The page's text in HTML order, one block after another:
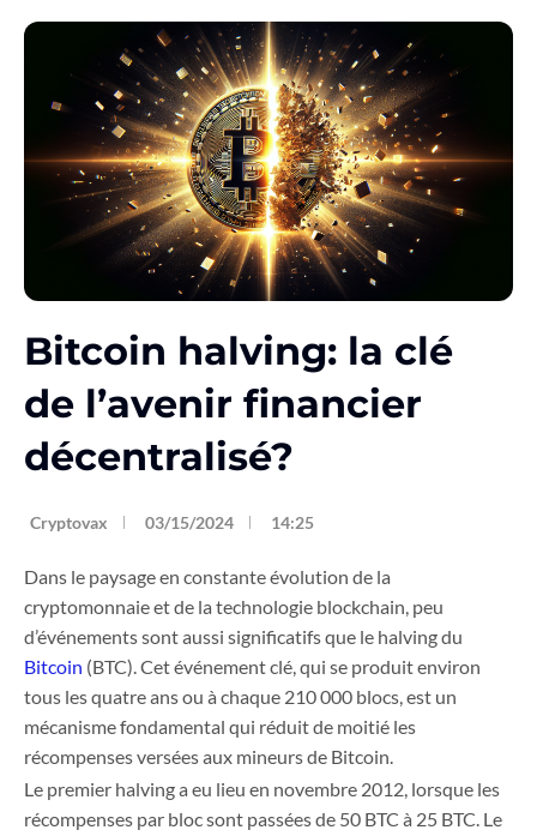
Bitcoin halving: la clé
de l’avenir financier
décentralisé?
Cryptovax 03/15/2024 14:25
Dans le paysage en constante évolution de la
cryptomonnaie et de la technologie blockchain, peu
d’événements sont aussi significatifs que le halving du
Bitcoin (BTC). Cet événement clé, qui se produit environ
tous les quatre ans ou à chaque 210 000 blocs, est un
mécanisme fondamental qui réduit de moitié les
récompenses versées aux mineurs de Bitcoin.
Le premier halving a eu lieu en novembre 2012, lorsque les
récompenses par bloc sont passées de 50 BTC à 25 BTC. Le